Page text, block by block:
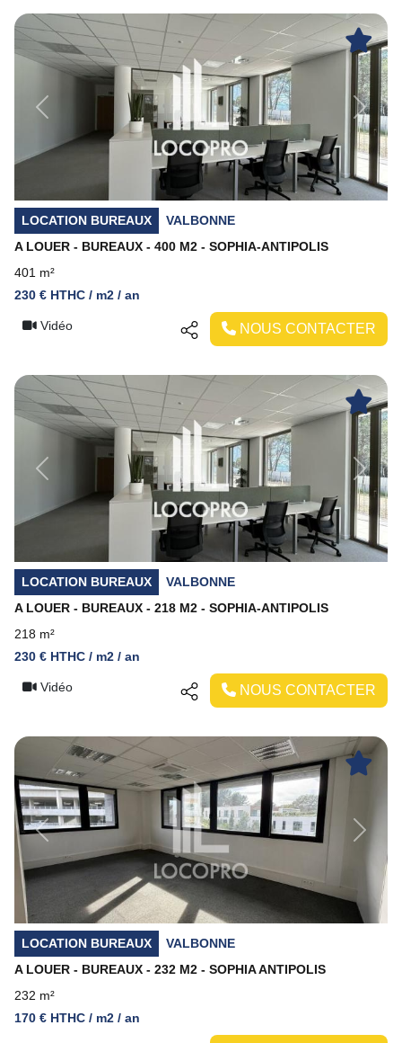
Previous Next
LOCATION BUREAUX
VALBONNE
A LOUER - BUREAUX - 400 M2 - SOPHIA-ANTIPOLIS
401 m²
230 € HTHC / m2 / an
Vidéo NOUS CONTACTER
Previous Next
LOCATION BUREAUX
VALBONNE
A LOUER - BUREAUX - 218 M2 - SOPHIA-ANTIPOLIS
218 m²
230 € HTHC / m2 / an
Vidéo NOUS CONTACTER
Previous Next
LOCATION BUREAUX
VALBONNE
A LOUER - BUREAUX - 232 M2 - SOPHIA ANTIPOLIS
232 m²
170 € HTHC / m2 / an